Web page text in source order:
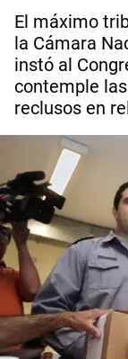
El máximo
la Cámara
instó al
contemple
reclusos en